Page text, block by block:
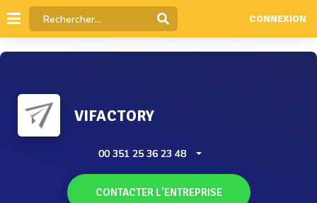
CONNEXION
VIFACTORY
00 351 25 36 23 48
CONTACTER L'ENTREPRISE